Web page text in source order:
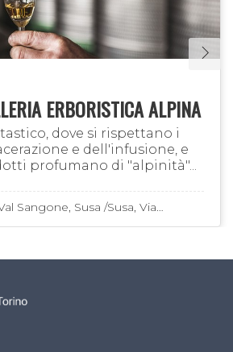
ERBORISTICA ALPINA
dove si rispettano i
e dell'infusione, e
profumano di "alpinità"...
Susa /Susa, Via